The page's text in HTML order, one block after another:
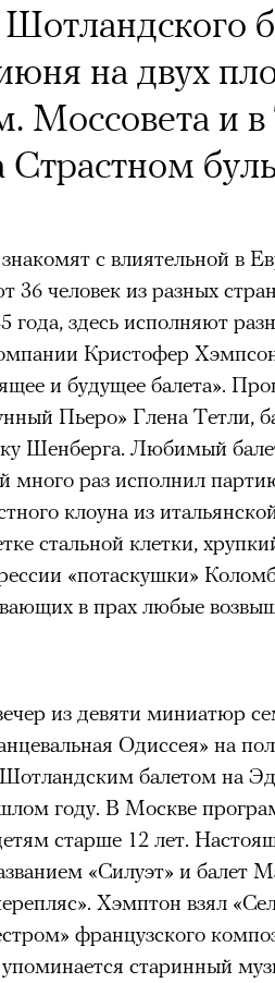
на двух
Моссовета и
Страстном
с влиятельной в
36 человек из разных
года, здесь исполняют
Кристофер
и будущее балета».
Пьеро» Глена Тетли,
Шенберга. Любимый
много раз исполнил
клоуна из
стальной клетки,
«потаскушки»
в прах любые
из девяти миниатюр
Одиссея» на
балетом на
году. В Москве
старше 12 лет.
«Силуэт» и балет
Хэмптон взял
французского
старинный